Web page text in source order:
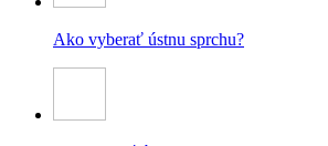
Ako vyberať ústnu sprchu?